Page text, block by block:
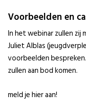
Voorbeelden en
In het webinar zullen zij
Juliet Alblas
voorbeelden
zullen aan bod komen.
meld je hier aan!